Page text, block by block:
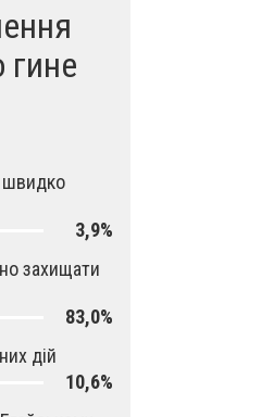
гине
швидко
3,9%
захищати
83,0%
дій
10,6%